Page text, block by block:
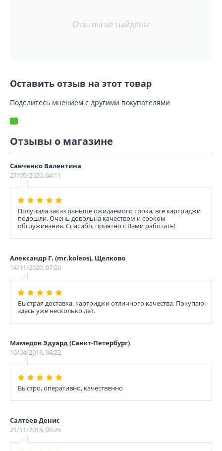
Отзывы не найдены
Оставить отзыв на этот товар
Поделитесь мнением с другими покупателями
Отзывы о магазине
Савченко Валентина
27/05/2020, 04:11
Получила заказ раньше ожидаемого срока, все картриджи
подошли. Очень довольна качеством и сроком
обслуживания. Спасибо, приятно с Вами работать!
Александр Г. (mr.koleos), Щелково
14/11/2020, 07:20
Быстрая доставка, картриджи отличного качества. Покупаю
здесь уже несколько лет.
Мамедов Эдуард (Санкт-Петербург)
16/04/2018, 04:22
Быстро, оперативно, качественно
Салтеев Денис
21/11/2018, 09:25